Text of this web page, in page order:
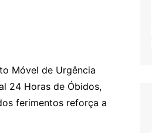
Móvel de Urgência
24 Horas de Óbidos,
ferimentos reforça a